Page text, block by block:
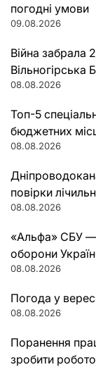
погодні умови
09.08.2026
Війна забрала
Вільногірська
08.08.2026
Топ-5
бюджетних
08.08.2026
повірки
08.08.2026
«Альфа» СБУ —
оборони
08.08.2026
Погода у
08.08.2026
Поранення
зробити